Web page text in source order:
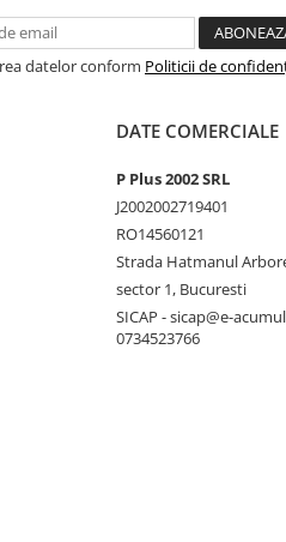
datelor conform Politicii de
DATE COMERCIALE
P Plus 2002 SRL
J2002002719401
RO14560121
Strada Hatmanul
sector 1, Bucuresti
SICAP - sicap@e-
0734523766